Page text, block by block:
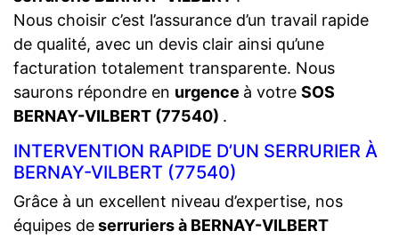
Nous choisir c’est l’assurance d’un travail rapide
de qualité, avec un devis clair ainsi qu’une
facturation totalement transparente. Nous
saurons répondre en urgence à votre SOS
BERNAY-VILBERT (77540) .
INTERVENTION RAPIDE D’UN SERRURIER À
BERNAY-VILBERT (77540)
Grâce à un excellent niveau d’expertise, nos
équipes deserruriers à BERNAY-VILBERT